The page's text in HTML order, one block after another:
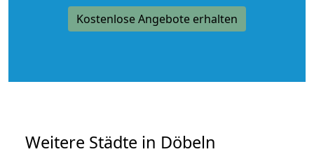
Kostenlose Angebote erhalten
Weitere Städte in Döbeln